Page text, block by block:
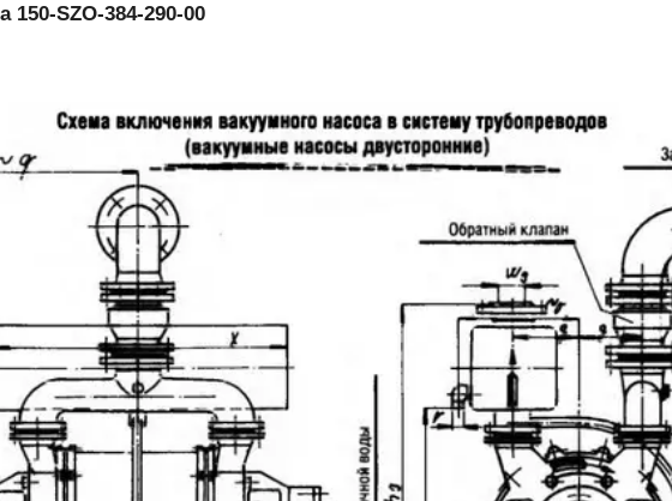
150-SZO-384-290-00